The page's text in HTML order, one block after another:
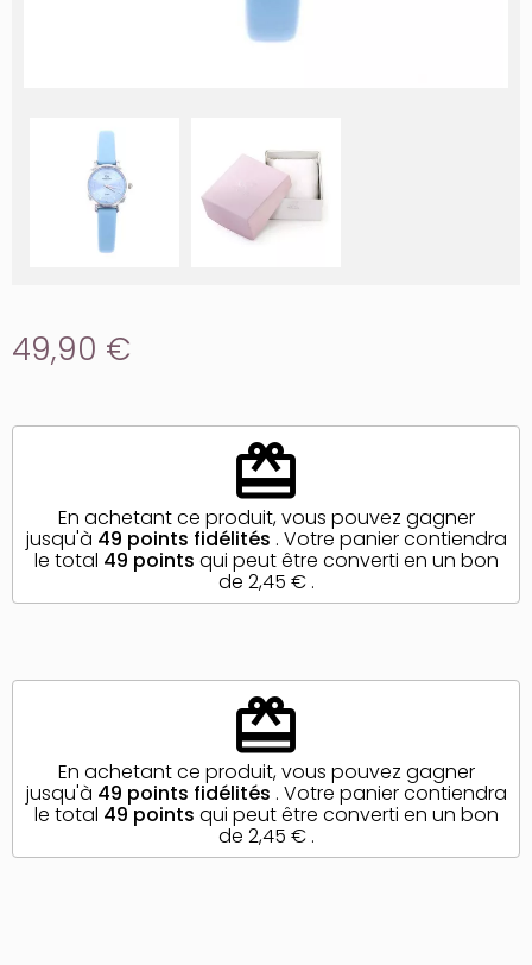
49,90 €
redeem
En achetant ce produit, vous pouvez gagner
jusqu'à 49 points fidélités . Votre panier contiendra
le total 49 points qui peut être converti en un bon
de 2,45 €.
redeem
En achetant ce produit, vous pouvez gagner
jusqu'à 49 points fidélités . Votre panier contiendra
le total 49 points qui peut être converti en un bon
de 2,45 €.